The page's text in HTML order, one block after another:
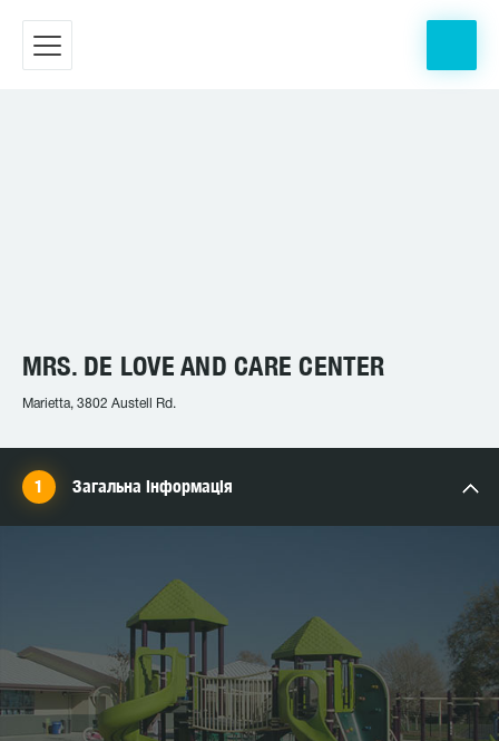
MRS. DE LOVE AND CARE CENTER
Marietta, 3802 Austell Rd.
Загальна інформація